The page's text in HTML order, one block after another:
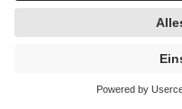
1 Sparset